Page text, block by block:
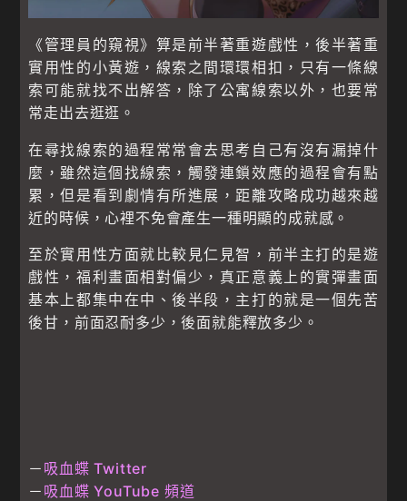
《管理員的窺視》算是前半著重遊戲性，後半著重
實用性的小黃遊，線索之間環環相扣，只有一條線
索可能就找不出解答，除了公寓線索以外，也要常
常走出去逛逛。
在尋找線索的過程常常會去思考自己有沒有漏掉什
麼，雖然這個找線索，觸發連鎖效應的過程會有點
累，但是看到劇情有所進展，距離攻略成功越來越
近的時候，心裡不免會產生一種明顯的成就感。
至於實用性方面就比較見仁見智，前半主打的是遊
戲性，福利畫面相對偏少，真正意義上的實彈畫面
基本上都集中在中、後半段，主打的就是一個先苦
後甘，前面忍耐多少，後面就能釋放多少。
－ 吸血蝶 Twitter
－ 吸血蝶 YouTube 頻道